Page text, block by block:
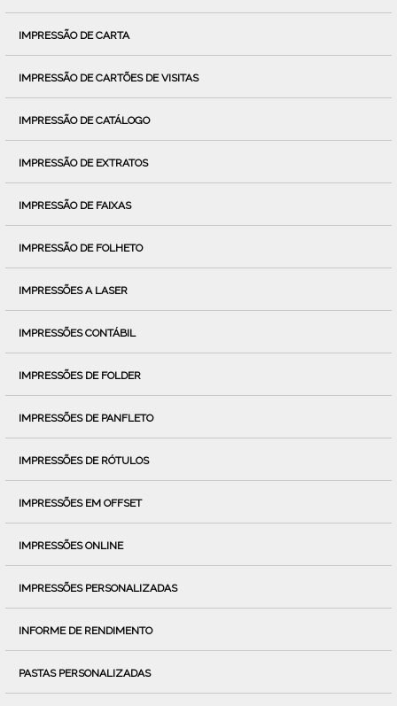
IMPRESSÃO DE CARTA
IMPRESSÃO DE CARTÕES DE VISITAS
IMPRESSÃO DE CATÁLOGO
IMPRESSÃO DE EXTRATOS
IMPRESSÃO DE FAIXAS
IMPRESSÃO DE FOLHETO
IMPRESSÕES A LASER
IMPRESSÕES CONTÁBIL
IMPRESSÕES DE FOLDER
IMPRESSÕES DE PANFLETO
IMPRESSÕES DE RÓTULOS
IMPRESSÕES EM OFFSET
IMPRESSÕES ONLINE
IMPRESSÕES PERSONALIZADAS
INFORME DE RENDIMENTO
PASTAS PERSONALIZADAS